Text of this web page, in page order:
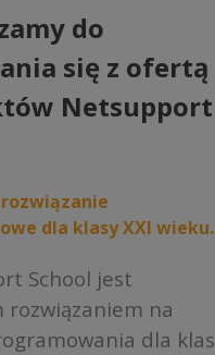
do
się z ofertą
Netsupport
dla klasy XXI wieku.
School jest
rozwiązaniem na
dla klas